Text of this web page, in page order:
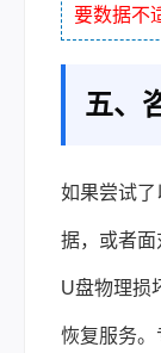
要数据不
五、
如果尝试
据，或者面
U盘物理损
恢复服务